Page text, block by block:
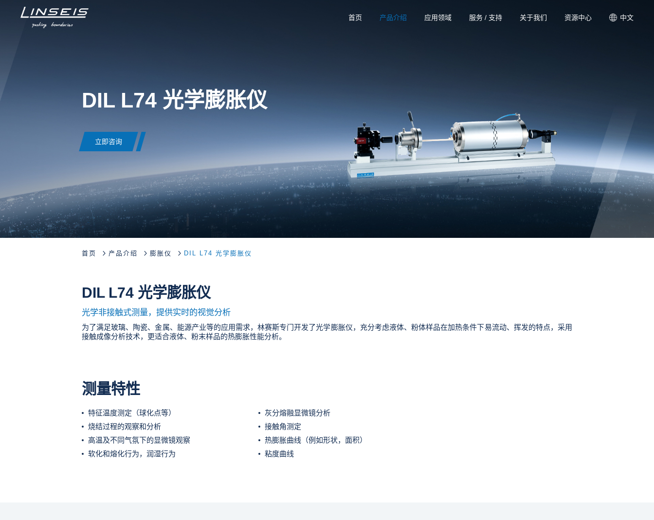
中文
首页 产品介绍 应用领域 服务 / 支持 关于我们 资源中心
DIL L74 光学膨胀仪
立即咨询
首页 产品介绍 膨胀仪 DIL L74 光学膨胀仪
DIL L74 光学膨胀仪
光学非接触式测量，提供实时的视觉分析
为了满足玻璃、陶瓷、金属、能源产业等的应用需求，林赛斯专门开发了光学膨胀仪，充分考虑液体、粉体样品在加热条件下易流动、挥发的特点，采用
接触成像分析技术，更适合液体、粉末样品的热膨胀性能分析。
测量特性
特征温度测定（球化点等）
灰分熔融显微镜分析
烧结过程的观察和分析
接触角测定
高温及不同气氛下的显微镜观察
热膨胀曲线（例如形状，面积）
软化和熔化行为，润湿行为
粘度曲线